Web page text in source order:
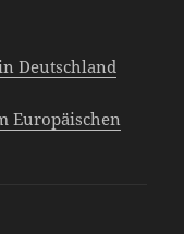
Deutschland
Europäischen